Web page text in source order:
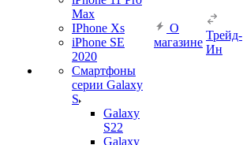
Max
IPhone Xs
iPhone SE
2020
Смартфоны
серии Galaxy
S
Galaxy
S22
Galaxy
О
магазине
Трейд-
Ин